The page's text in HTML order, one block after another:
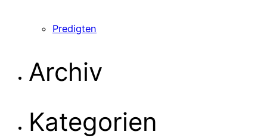
Predigten
Archiv
Kategorien